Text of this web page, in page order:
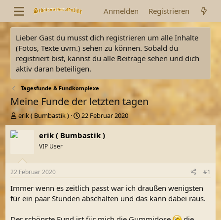
Anmelden Registrieren
Lieber Gast du musst dich registrieren um alle Inhalte
(Fotos, Texte uvm.) sehen zu können. Sobald du
registriert bist, kannst du alle Beiträge sehen und dich
aktiv daran beteiligen.
Tagesfunde & Fundkomplexe
Meine Funde der letzten tagen
E
r
s
l
e
r
erik ( Bumbastik )
E
r
s
t
a
m
22 Februar 2020
erik ( Bumbastik )
VIP User
22 Februar 2020 #1
Immer wenn es zeitlich passt war ich draußen wenigsten
für ein paar Stunden abschalten und das kann dabei raus.